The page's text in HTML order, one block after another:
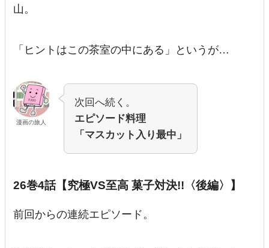
山。
「ヒントはこの茶室の中にある」というが…
漫画の旅人
次回へ続く。
エピソード料理
「マスカット入り最中」
26巻4話【究極VS至高 菓子対決!!〈後編〉】
前回からの連続エピソード。